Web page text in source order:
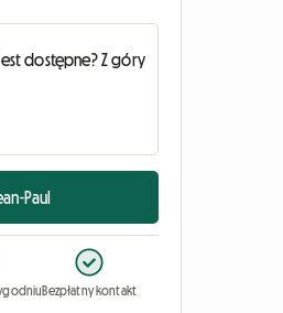
Paul
Bezpłatny kontakt